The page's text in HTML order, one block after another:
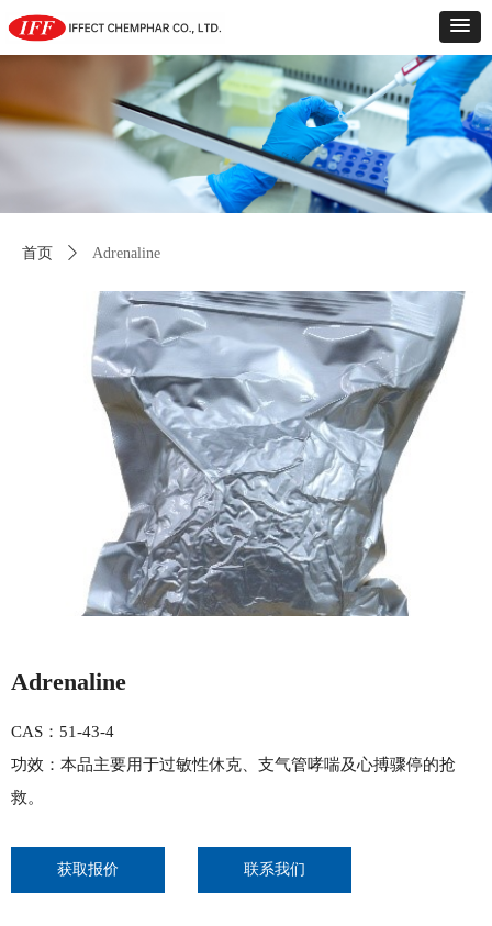
Adrenaline
首页 ꄲ Adrenaline
CAS：51-43-4
功效：本品主要用于过敏性休克、支气管哮喘及心搏骤停的抢
救。
获取报价 联系我们